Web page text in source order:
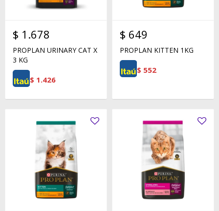
$ 1.678
PROPLAN URINARY CAT X
3 KG
$ 1.426
$ 649
PROPLAN KITTEN 1KG
$ 552